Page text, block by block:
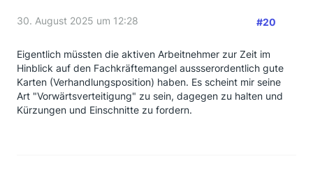
30. August 2025 um 12:28 #20
Eigentlich müssten die aktiven Arbeitnehmer zur Zeit im
Hinblick auf den Fachkräftemangel aussserordentlich gute
Karten (Verhandlungsposition) haben. Es scheint mir seine
Art "Vorwärtsverteitigung" zu sein, dagegen zu halten und
Kürzungen und Einschnitte zu fordern.